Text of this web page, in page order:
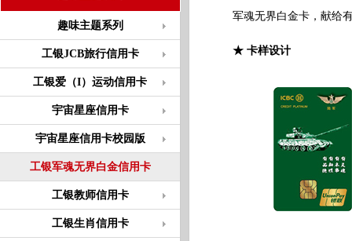
趣味主题系列
工银JCB旅行信用卡
工银爱（I）运动信用卡
宇宙星座信用卡
宇宙星座信用卡校园版
工银军魂无界白金信用卡
工银教师信用卡
工银生肖信用卡
军魂无界白金卡，献给有
★ 卡样设计